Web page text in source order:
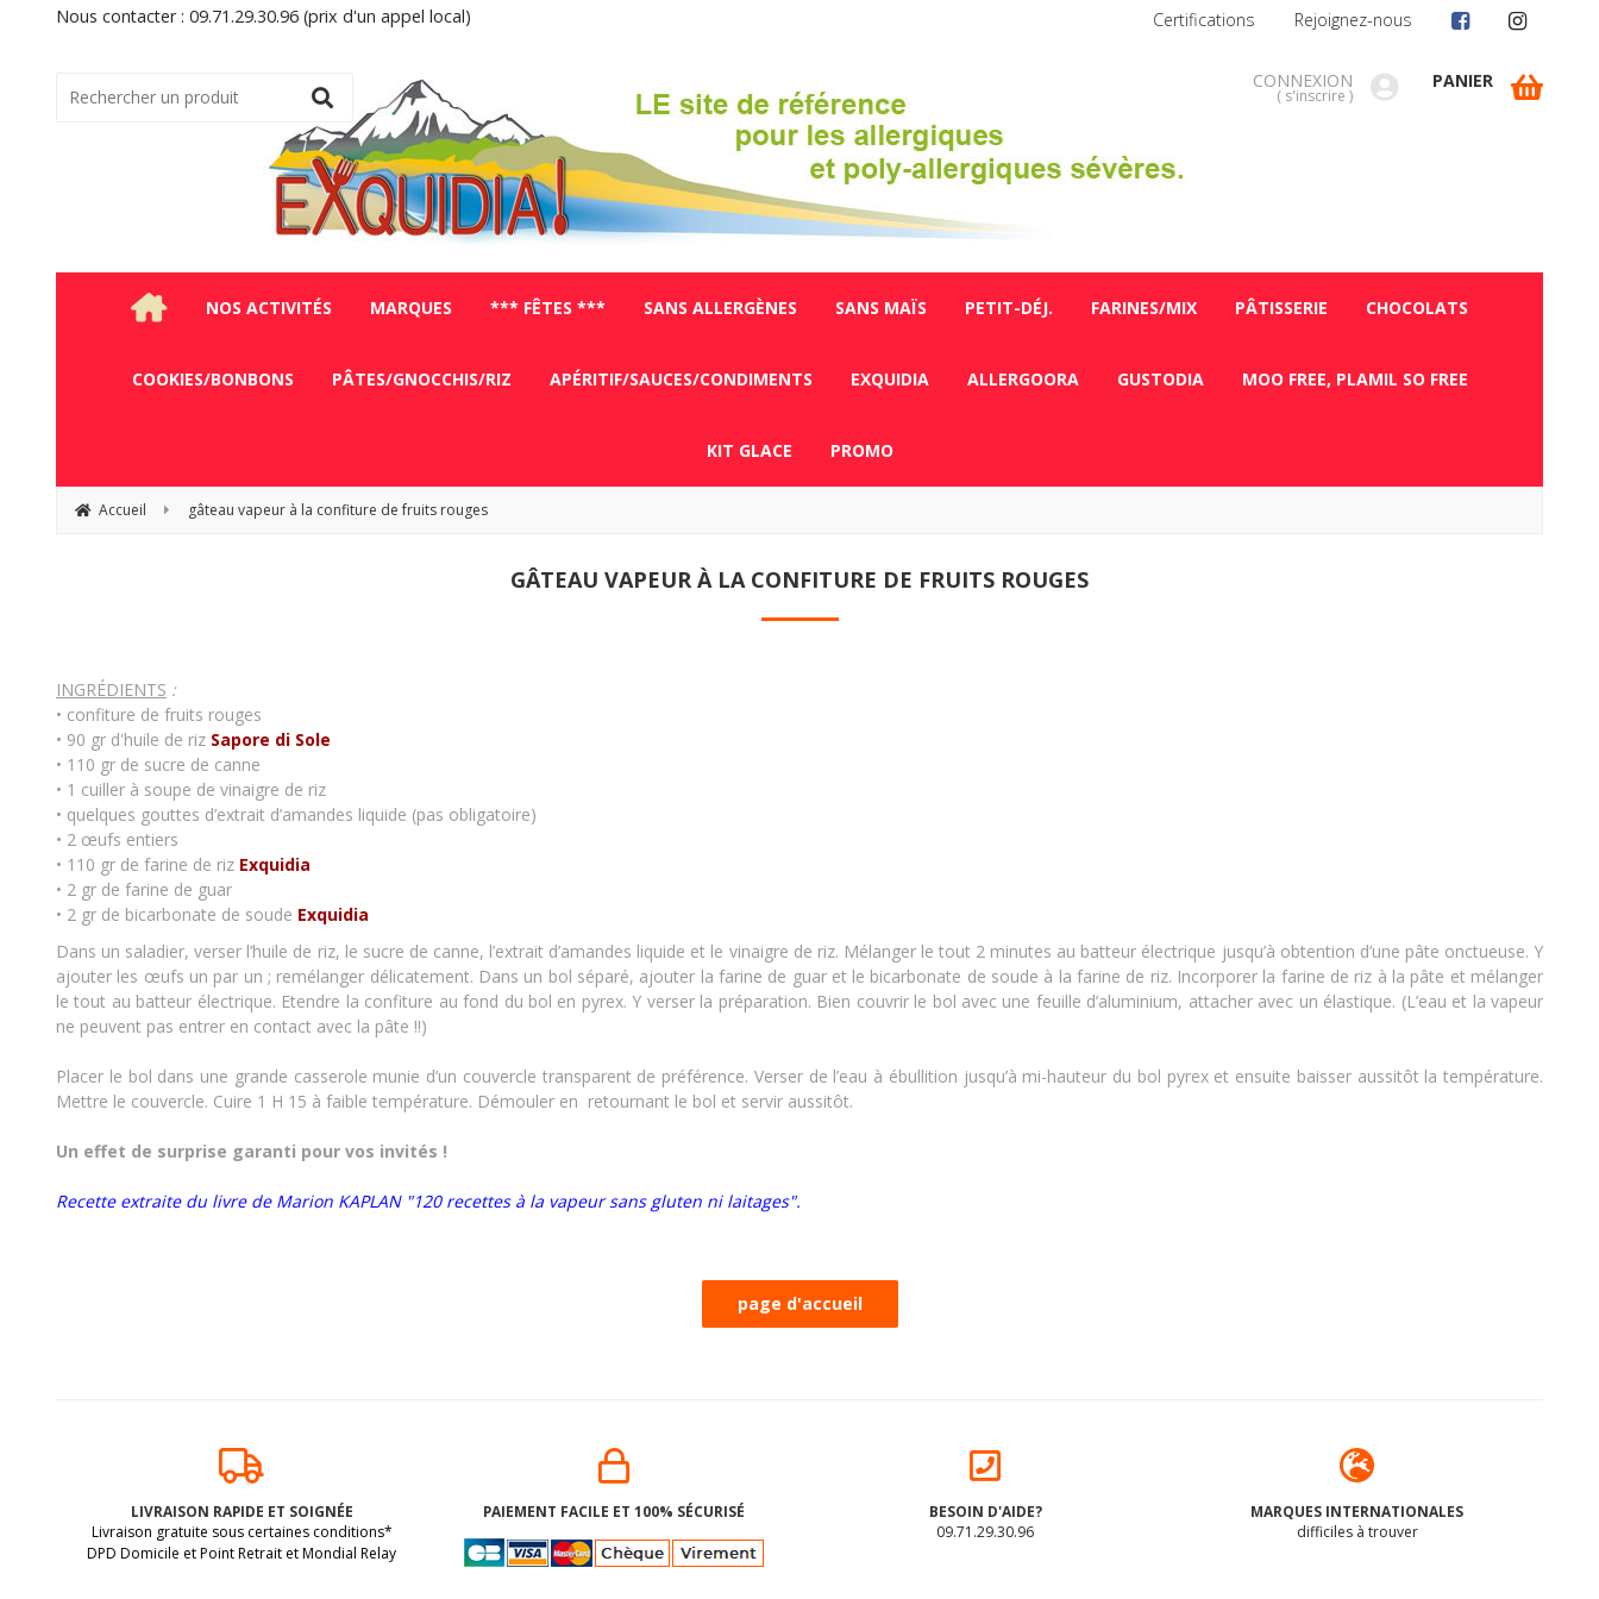
Nous contacter : 09.71.29.30.96 (prix d'un appel local)
CONNEXION
( s'inscrire )
PANIER
NOS ACTIVITÉS MARQUES *** FÊTES *** SANS ALLERGÈNES SANS MAÏS PETIT-DÉJ. FARINES/MIX PÂTISSERIE CHOCOLATS
COOKIES/BONBONS PÂTES/GNOCCHIS/RIZ APÉRITIF/SAUCES/CONDIMENTS EXQUIDIA ALLERGOORA GUSTODIA MOO FREE, PLAMIL SO FREE
KIT GLACE PROMO
Accueil gâteau vapeur à la confiture de fruits rouges
GÂTEAU VAPEUR À LA CONFITURE DE FRUITS ROUGES
INGRÉDIENTS :
• confiture de fruits rouges
• 90 gr d'huile de riz Sapore di Sole
• 110 gr de sucre de canne
• 1 cuiller à soupe de vinaigre de riz
• quelques gouttes d’extrait d’amandes liquide (pas obligatoire)
• 2 œufs entiers
• 110 gr de farine de riz Exquidia
• 2 gr de farine de guar
• 2 gr de bicarbonate de soude Exquidia
Dans un saladier, verser l’huile de riz, le sucre de canne, l’extrait d’amandes liquide et le vinaigre de riz. Mélanger le tout 2 minutes au batteur électrique jusqu’à obtention d’une pâte onctueuse. Y
ajouter les œufs un par un ; remélanger délicatement. Dans un bol séparé, ajouter la farine de guar et le bicarbonate de soude à la farine de riz. Incorporer la farine de riz à la pâte et mélanger
le tout au batteur électrique. Etendre la confiture au fond du bol en pyrex. Y verser la préparation. Bien couvrir le bol avec une feuille d’aluminium, attacher avec un élastique. (L’eau et la vapeur
ne peuvent pas entrer en contact avec la pâte !!)
Placer le bol dans une grande casserole munie d’un couvercle transparent de préférence. Verser de l’eau à ébullition jusqu’à mi-hauteur du bol pyrex et ensuite baisser aussitôt la température.
Mettre le couvercle. Cuire 1 H 15 à faible température. Démouler en retournant le bol et servir aussitôt.
Un effet de surprise garanti pour vos invités !
Recette extraite du livre de Marion KAPLAN "120 recettes à la vapeur sans gluten ni laitages".
Certifications Rejoignez-nous
LIVRAISON RAPIDE ET SOIGNÉE
Livraison gratuite sous certaines conditions*
DPD Domicile et Point Retrait et Mondial Relay
PAIEMENT FACILE ET 100% SÉCURISÉ BESOIN D'AIDE?
09.71.29.30.96
MARQUES INTERNATIONALES
difficiles à trouver